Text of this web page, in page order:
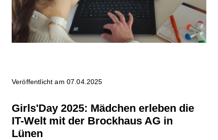
Veröffentlicht am 07.04.2025
Girls'Day 2025: Mädchen erleben die
IT-Welt mit der Brockhaus AG in
Lünen